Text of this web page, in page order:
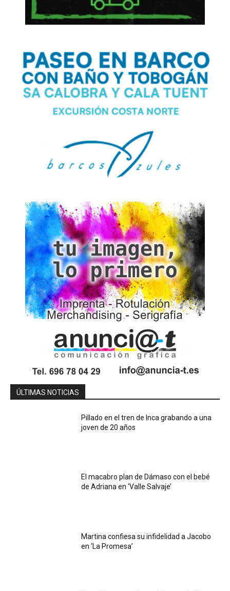
ÚLTIMAS NOTICIAS
Pillado en el tren de Inca grabando a una
joven de 20 años
El macabro plan de Dámaso con el bebé
de Adriana en ‘Valle Salvaje’
Martina confiesa su infidelidad a Jacobo
en ‘La Promesa’